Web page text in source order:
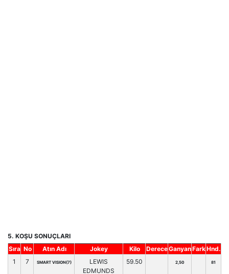
5. KOŞU SONUÇLARI
Sıra No Atın Adı Jokey Kilo DereceGanyanFarkHnd.
1
7 SMART VISION(7)
LEWIS
EDMUNDS
59.50 2,50 81